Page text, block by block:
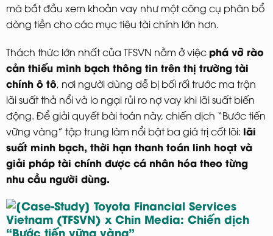
mà bắt đầu xem khoản vay như một công cụ phân bổ
dòng tiền cho các mục tiêu tài chính lớn hơn.
Thách thức lớn nhất của TFSVN nằm ở việc phá vỡ rào
cản thiếu minh bạch thông tin trên thị trường tài
chính ô tô, nơi người dùng dễ bị bối rối trước ma trận
lãi suất thả nổi và lo ngại rủi ro nợ vay khi lãi suất biến
động. Để giải quyết bài toán này, chiến dịch “Bước tiến
vững vàng” tập trung làm nổi bật ba giá trị cốt lõi: lãi
suất minh bạch, thời hạn thanh toán linh hoạt và
giải pháp tài chính được cá nhân hóa theo từng
nhu cầu người dùng.